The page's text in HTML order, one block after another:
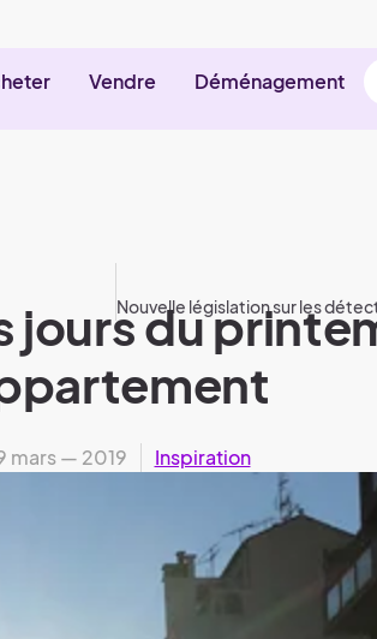
Vendre Déménagement
jours du
mars — 2019 Inspiration